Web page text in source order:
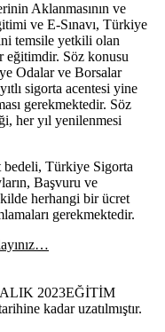
Aklanmasının ve
ve E-Sınavı, Türkiye
temsile yetkili olan
eğitimdir. Söz konusu
Odalar ve Borsalar
sigorta acentesi yine
gerekmektedir. Söz
her yıl yenilenmesi
bedeli, Türkiye Sigorta
Başvuru ve
herhangi bir ücret
gerekmektedir.
2023EĞİTİM
kadar uzatılmıştır.